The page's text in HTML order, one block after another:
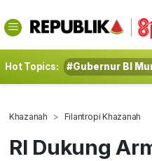
Hot Topics: #Gubernur BI
Khazanah Filantropi Khazanah
RI Dukung